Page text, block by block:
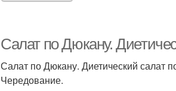
Салат по Дюкану.
Салат по Дюкану. Диетический салат
Чередование.